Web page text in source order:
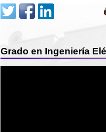
Grado en Ingeniería